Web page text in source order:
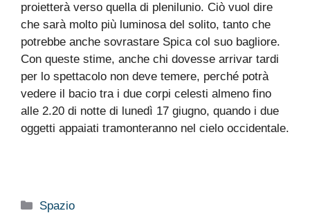
proietterà verso quella di plenilunio. Ciò vuol dire
che sarà molto più luminosa del solito, tanto che
potrebbe anche sovrastare Spica col suo bagliore.
Con queste stime, anche chi dovesse arrivar tardi
per lo spettacolo non deve temere, perché potrà
vedere il bacio tra i due corpi celesti almeno fino
alle 2.20 di notte di lunedì 17 giugno, quando i due
oggetti appaiati tramonteranno nel cielo occidentale.
Categorie
Spazio